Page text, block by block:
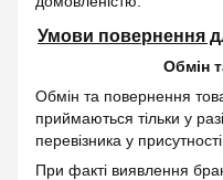
Умови повернення
Обмін
Обмін та повернення
приймаються тільки у
перевізника у присутності
При факті виявлення